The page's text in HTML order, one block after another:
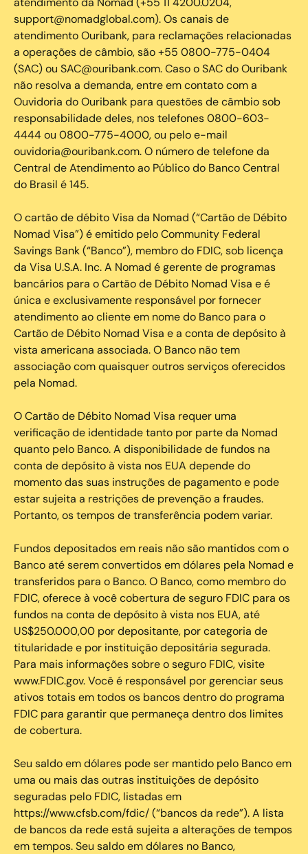
support@nomadglobal.com). Os canais de
atendimento Ouribank, para reclamações relacionadas
a operações de câmbio, são +55 0800-775-0404
(SAC) ou SAC@ouribank.com. Caso o SAC do Ouribank
não resolva a demanda, entre em contato com a
Ouvidoria do Ouribank para questões de câmbio sob
responsabilidade deles, nos telefones 0800-603-
4444 ou 0800-775-4000, ou pelo e-mail
ouvidoria@ouribank.com. O número de telefone da
Central de Atendimento ao Público do Banco Central
do Brasil é 145.
O cartão de débito Visa da Nomad (“Cartão de Débito
Nomad Visa”) é emitido pelo Community Federal
Savings Bank (“Banco”), membro do FDIC, sob licença
da Visa U.S.A. Inc. A Nomad é gerente de programas
bancários para o Cartão de Débito Nomad Visa e é
única e exclusivamente responsável por fornecer
atendimento ao cliente em nome do Banco para o
Cartão de Débito Nomad Visa e a conta de depósito à
vista americana associada. O Banco não tem
associação com quaisquer outros serviços oferecidos
pela Nomad.
O Cartão de Débito Nomad Visa requer uma
verificação de identidade tanto por parte da Nomad
quanto pelo Banco. A disponibilidade de fundos na
conta de depósito à vista nos EUA depende do
momento das suas instruções de pagamento e pode
estar sujeita a restrições de prevenção a fraudes.
Portanto, os tempos de transferência podem variar.
Fundos depositados em reais não são mantidos com o
Banco até serem convertidos em dólares pela Nomad e
transferidos para o Banco. O Banco, como membro do
FDIC, oferece à você cobertura de seguro FDIC para os
fundos na conta de depósito à vista nos EUA, até
US$250.000,00 por depositante, por categoria de
titularidade e por instituição depositária segurada.
Para mais informações sobre o seguro FDIC, visite
www.FDIC.gov. Você é responsável por gerenciar seus
ativos totais em todos os bancos dentro do programa
FDIC para garantir que permaneça dentro dos limites
de cobertura.
Seu saldo em dólares pode ser mantido pelo Banco em
uma ou mais das outras instituições de depósito
seguradas pelo FDIC, listadas em
https://www.cfsb.com/fdic/ (“bancos da rede”). A lista
de bancos da rede está sujeita a alterações de tempos
em tempos. Seu saldo em dólares no Banco,